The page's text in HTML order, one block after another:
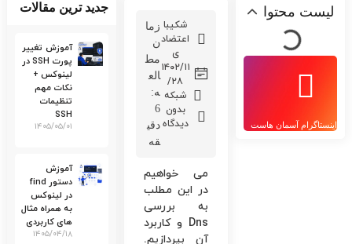
لیست محتوا
اینستاگرام آسمان هاست
شکیبا
اعتضاد
ی
۱۴۰۲/۱۱
/۲۸
شبکه
بدون
دیدگاه
زما
ن
مط
الع
ه:
6
دقی
قه
می ‌خواهیم
در این مطلب
به بررسی
Dns و کاربرد
آن بپردازیم.
جدید ترین مقالات
آموزش تغییر
پورت SSH در
لینوکس +
نکات مهم
تنظیمات
SSH
۱۴۰۵/۰۵/۰۱
آموزش
دستور find
در لینوکس
به همراه مثال
های کاربردی
۱۴۰۵/۰۴/۱۸